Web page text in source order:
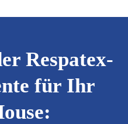
Respatex-
für Ihr